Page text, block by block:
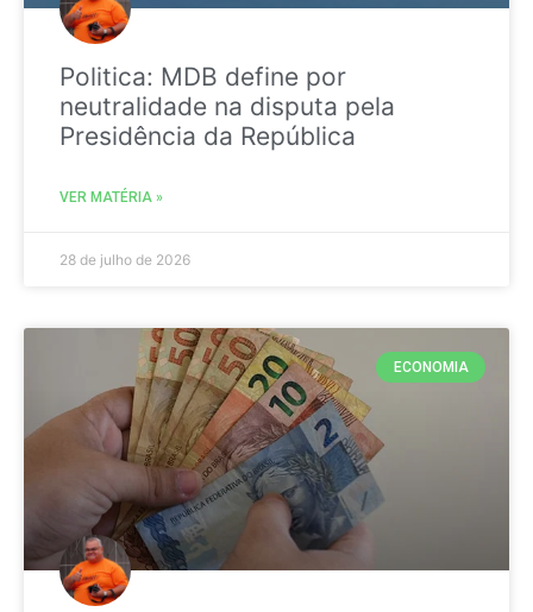
Politica: MDB define por
neutralidade na disputa pela
Presidência da República
VER MATÉRIA »
28 de julho de 2026
ECONOMIA